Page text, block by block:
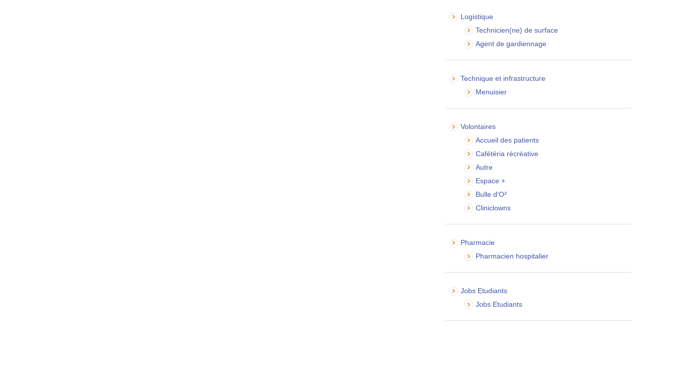
Logistique
Technicien(ne) de surface
Agent de gardiennage
Technique et infrastructure
Menuisier
Volontaires
Accueil des patients
Cafétéria récréative
Autre
Espace +
Bulle d'O²
Cliniclowns
Pharmacie
Pharmacien hospitalier
Jobs Etudiants
Jobs Etudiants